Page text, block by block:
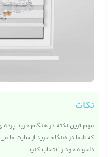
نکات
مهم ترین نکته در هنگام خرید پرده
که شما در هنگام خرید از سایت ما
دلخواه خود را انتخاب کنید.